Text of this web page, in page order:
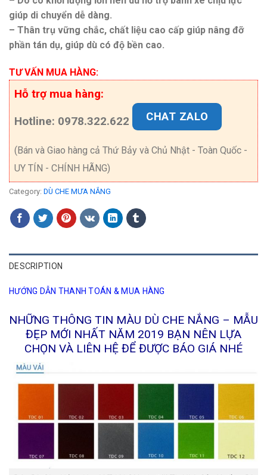
giúp di chuyển dễ dàng.
– Thân trụ vững chắc, chất liệu cao cấp giúp nâng đỡ
phần tán dụ, giúp dù có độ bền cao.
TƯ VẤN MUA HÀNG:
Hỗ trợ mua hàng:
Hotline: 0978.322.622 CHAT ZALO
(Bán và Giao hàng cả Thứ Bảy và Chủ Nhật - Toàn Quốc -
UY TÍN - CHÍNH HÃNG)
Category: DÙ CHE MƯA NẮNG
DESCRIPTION
HƯỚNG DẪN THANH TOÁN & MUA HÀNG
NHỮNG THÔNG TIN MÀU DÙ CHE NẮNG – MẪU
ĐẸP MỚI NHẤT NĂM 2019 BẠN NÊN LỰA
CHỌN VÀ LIÊN HỆ ĐỂ ĐƯỢC BÁO GIÁ NHÉ